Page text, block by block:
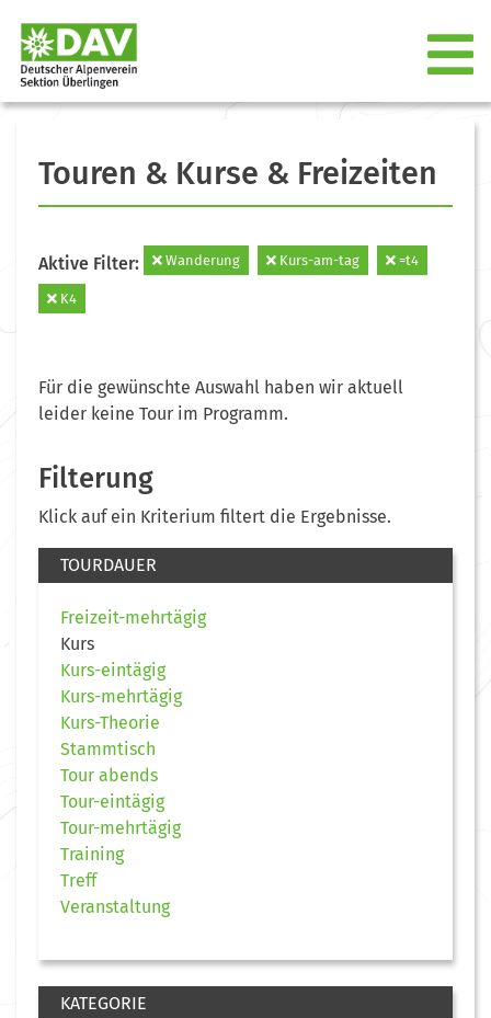
Touren & Kurse & Freizeiten
Aktive Filter: Wanderung Kurs-am-tag =t4
K4
Für die gewünschte Auswahl haben wir aktuell
leider keine Tour im Programm.
Filterung
Klick auf ein Kriterium filtert die Ergebnisse.
TOURDAUER
Freizeit-mehrtägig
Kurs
Kurs-eintägig
Kurs-mehrtägig
Kurs-Theorie
Stammtisch
Tour abends
Tour-eintägig
Tour-mehrtägig
Training
Treff
Veranstaltung
KATEGORIE